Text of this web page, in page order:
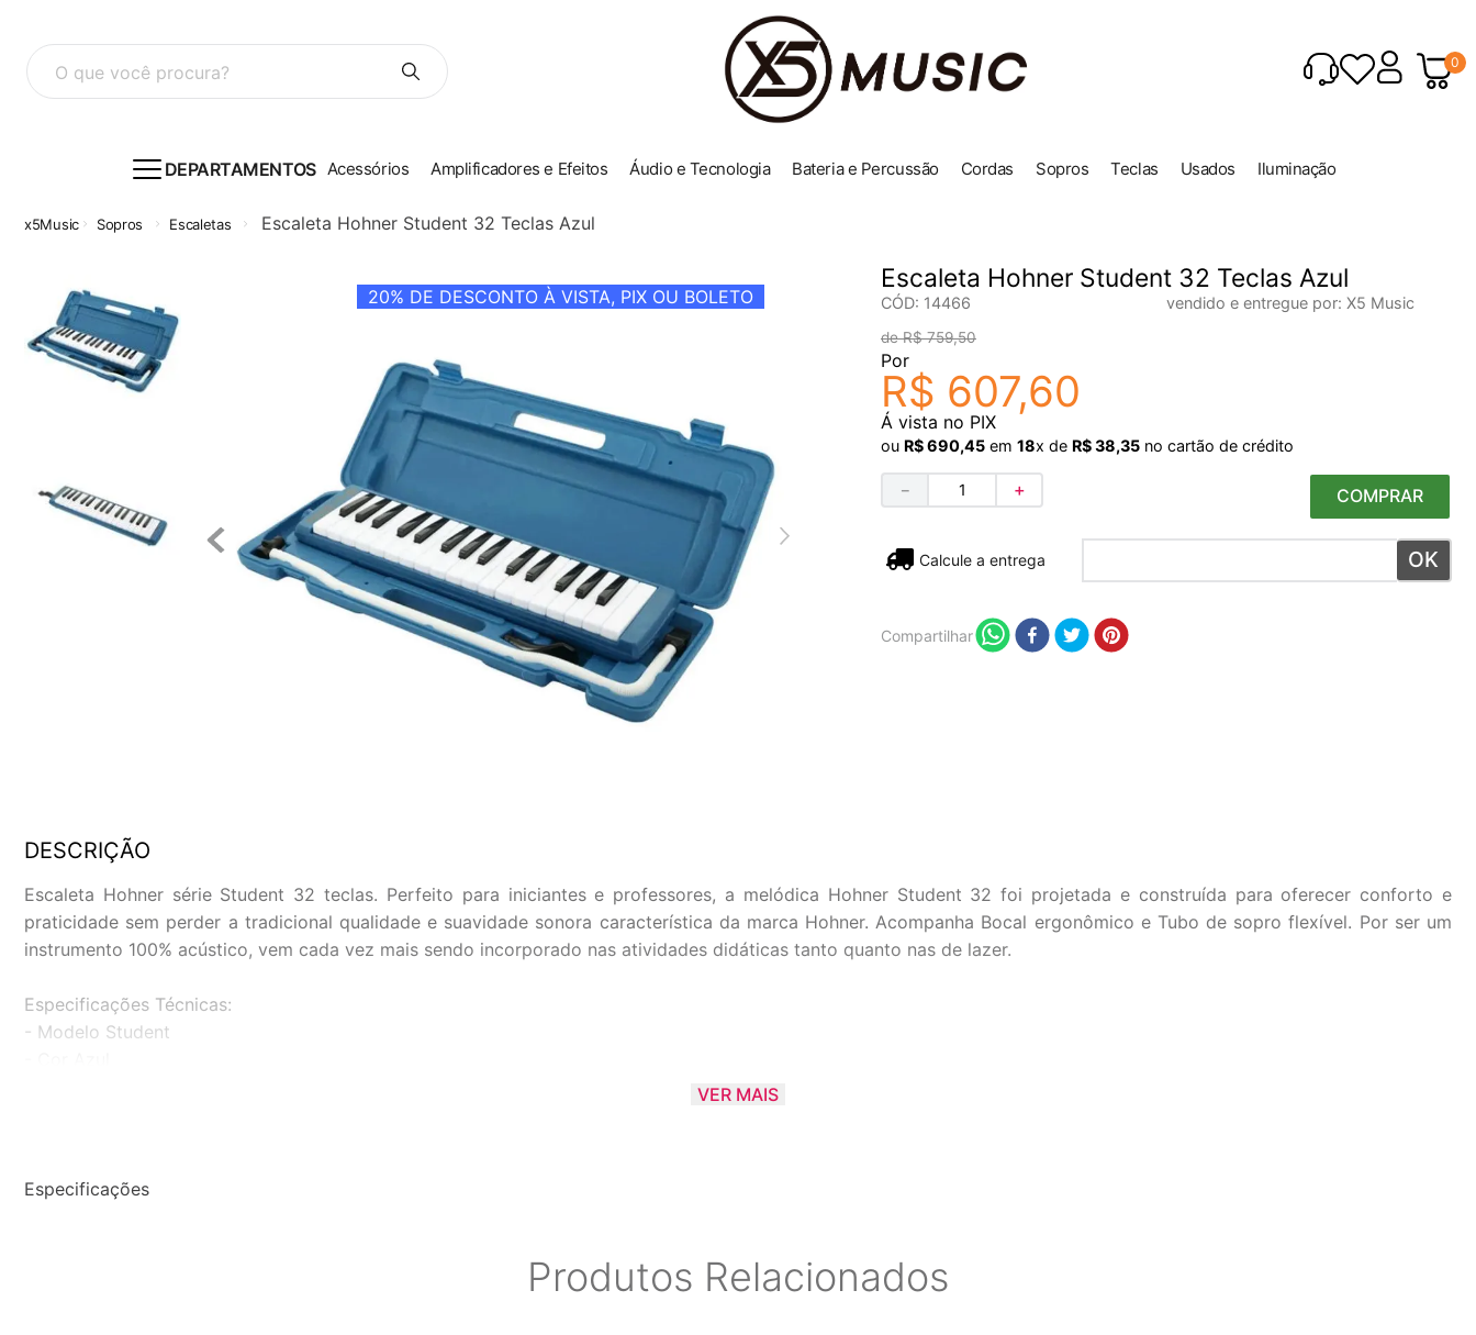
O que você procura? 0
DEPARTAMENTOS Acessórios Amplificadores e Efeitos Áudio e Tecnologia Bateria e Percussão Cordas Sopros Teclas Usados Iluminação
Sopros Escaletas Escaleta Hohner Student 32 Teclas Azul
20% DE DESCONTO À VISTA, PIX OU BOLETO
Escaleta Hohner Student 32 Teclas Azul
CÓD: 14466 vendido e entregue por: X5 Music
R$ 759,50
Por
R$ 607,60
Á vista no PIX
ou R$690,45 em 18x de R$38,35 no cartão de crédito
＋
－ COMPRAR
Não sei meu CEP
Compartilhar
DESCRIÇÃO
Escaleta Hohner série Student 32 teclas. Perfeito para iniciantes e professores, a melódica Hohner Student 32 foi projetada e construída para oferecer conforto e
praticidade sem perder a tradicional qualidade e suavidade sonora característica da marca Hohner. Acompanha Bocal ergonômico e Tubo de sopro flexível. Por ser um
instrumento 100% acústico, vem cada vez mais sendo incorporado nas atividades didáticas tanto quanto nas de lazer.
Especificações Técnicas:
- Modelo Student
VER MAIS
Especificações
Produtos Relacionados